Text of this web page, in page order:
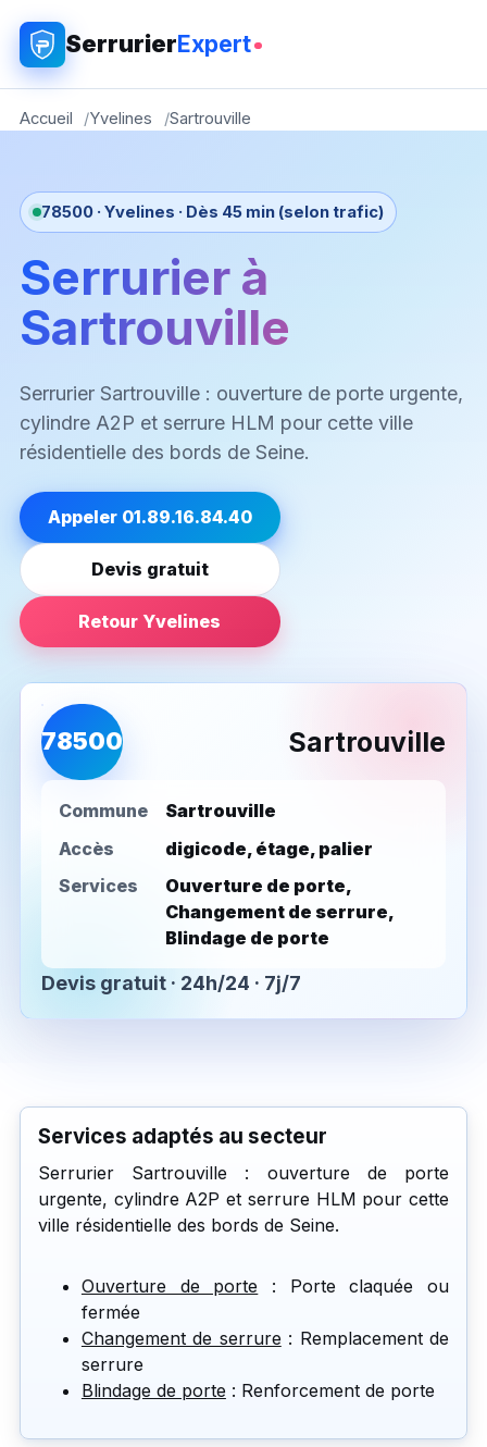
SerrurierExpert
Accueil Yvelines Sartrouville
78500 · Yvelines · Dès 45 min (selon trafic)
Serrurier à
Sartrouville
Serrurier Sartrouville : ouverture de porte urgente,
cylindre A2P et serrure HLM pour cette ville
résidentielle des bords de Seine.
Appeler 01.89.16.84.40
Devis gratuit
Retour Yvelines
78500 Sartrouville
Commune
Sartrouville
Accès
digicode, étage, palier
Services
Ouverture de porte,
Changement de serrure,
Blindage de porte
Devis gratuit · 24h/24 · 7j/7
Services adaptés au secteur
Serrurier Sartrouville : ouverture de porte
urgente, cylindre A2P et serrure HLM pour cette
ville résidentielle des bords de Seine.
Ouverture de porte : Porte claquée ou
fermée
Changement de serrure : Remplacement de
serrure
Blindage de porte : Renforcement de porte